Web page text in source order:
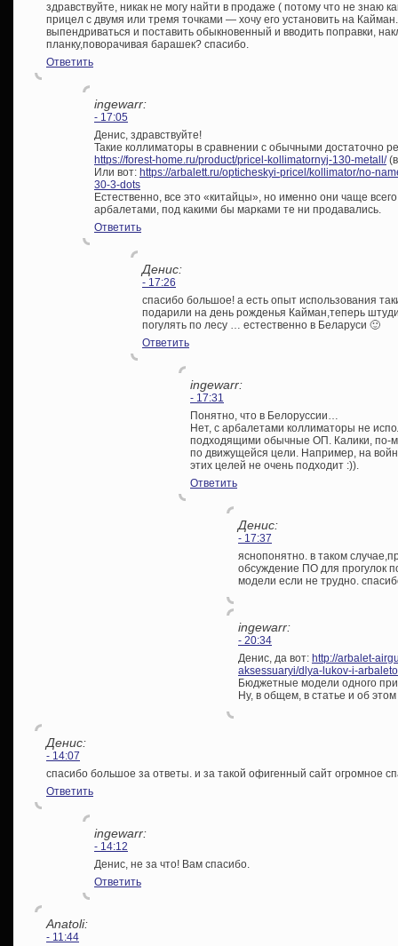
здравствуйте, никак не могу найти в продаже ( потому что не знаю
прицел с двумя или тремя точками — хочу его установить на
выпендриваться и поставить обыкновенный и вводить поправки,
планку,поворачивая барашек? спасибо.
Ответить
ingewarr:
- 17:05
Денис, здравствуйте!
Такие коллиматоры в сравнении с обычными достаточно
https://forest-home.ru/product/pricel-kollimatornyj-130-metall/
Или вот: https://arbalett.ru/opticheskyi-pricel/kollimator/no-
30-3-dots
Естественно, все это «китайцы», но именно они чаще
арбалетами, под какими бы марками те ни продавались.
Ответить
Денис:
- 17:26
спасибо большое! а есть опыт использования
подарили на день рожденья Кайман,теперь
погулять по лесу … естественно в Беларуси 🙂
Ответить
ingewarr:
- 17:31
Понятно, что в Белоруссии…
Нет, с арбалетами коллиматоры не
подходящими обычные ОП. Калики, по-
по движущейся цели. Например, на
этих целей не очень подходит :)).
Ответить
Денис:
- 17:37
яснопонятно. в таком
обсуждение ПО для прогулок
модели если не трудно.
ingewarr:
- 20:34
Денис, да вот: http://arbalet-
aksessuaryi/dlya-lukov-i-
Бюджетные модели одного
Ну, в общем, в статье и об этом
Денис:
- 14:07
спасибо большое за ответы. и за такой офигенный сайт огромное
Ответить
ingewarr:
- 14:12
Денис, не за что! Вам спасибо.
Ответить
Anatoli:
- 11:44